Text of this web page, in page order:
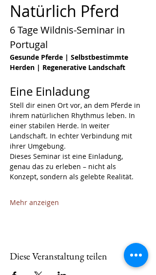
Natürlich Pferd
6 Tage Wildnis-Seminar in
Portugal
Gesunde Pferde | Selbstbestimmte
Herden | Regenerative Landschaft
Eine Einladung
Stell dir einen Ort vor, an dem Pferde in
ihrem natürlichen Rhythmus leben. In
einer stabilen Herde. In weiter
Landschaft. In echter Verbindung mit
ihrer Umgebung.
Dieses Seminar ist eine Einladung,
genau das zu erleben – nicht als
Konzept, sondern als gelebte Realität.
Mehr anzeigen
Diese Veranstaltung teilen